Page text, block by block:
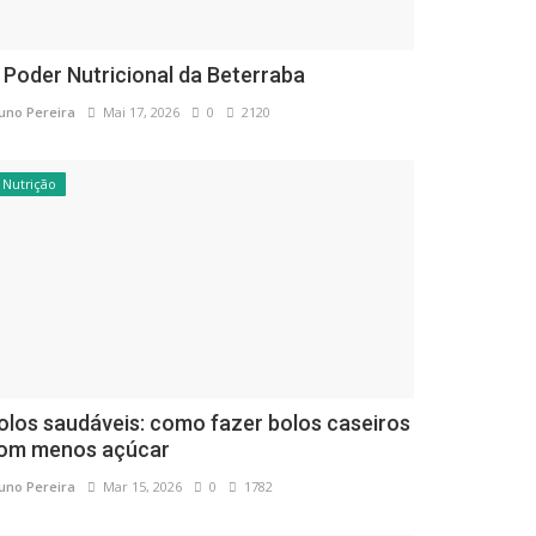
Poder Nutricional da Beterraba
Pereira Mai 17, 2026 0 2120
Nutrição
saudáveis: como fazer bolos caseiros
menos açúcar
Pereira Mar 15, 2026 0 1782